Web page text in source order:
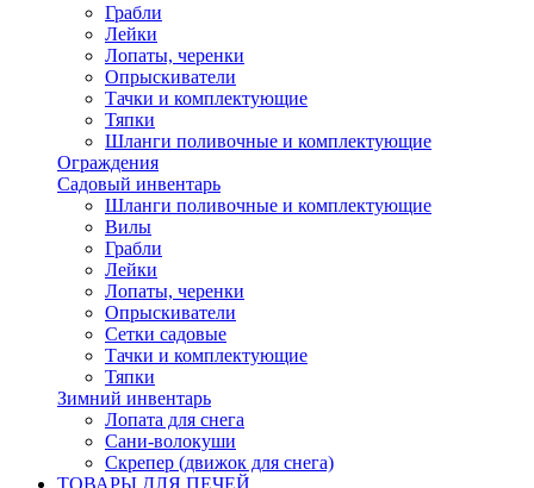
Грабли
Лейки
Лопаты, черенки
Опрыскиватели
Тачки и комплектующие
Тяпки
Шланги поливочные и комплектующие
Ограждения
Садовый инвентарь
Шланги поливочные и комплектующие
Вилы
Грабли
Лейки
Лопаты, черенки
Опрыскиватели
Сетки садовые
Тачки и комплектующие
Тяпки
Зимний инвентарь
Лопата для снега
Сани-волокуши
Скрепер (движок для снега)
ТОВАРЫ ДЛЯ ПЕЧЕЙ